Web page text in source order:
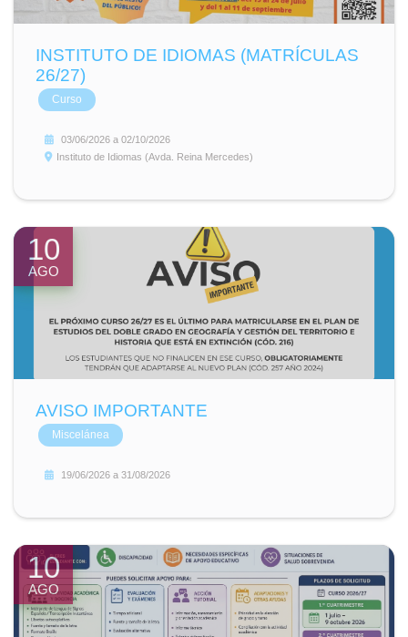
INSTITUTO DE IDIOMAS (MATRÍCULAS
26/27)
Curso
03/06/2026 a 02/10/2026
Instituto de Idiomas (Avda. Reina Mercedes)
10
AGO
AVISO IMPORTANTE
Miscelánea
19/06/2026 a 31/08/2026
10
AGO